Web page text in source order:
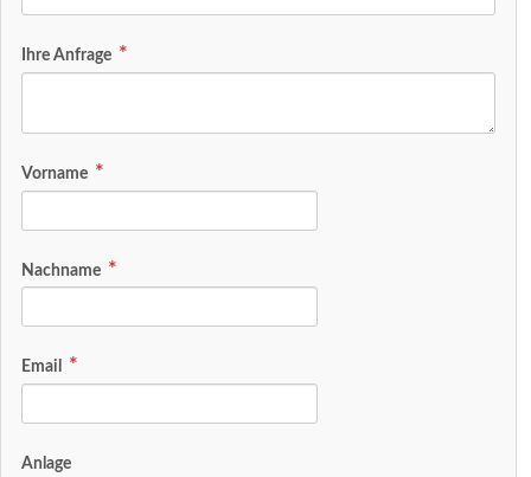
Ihre Anfrage
Vorname
Nachname
Email
Anlage